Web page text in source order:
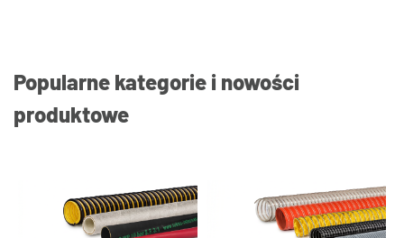
Popularne kategorie i nowości
produktowe